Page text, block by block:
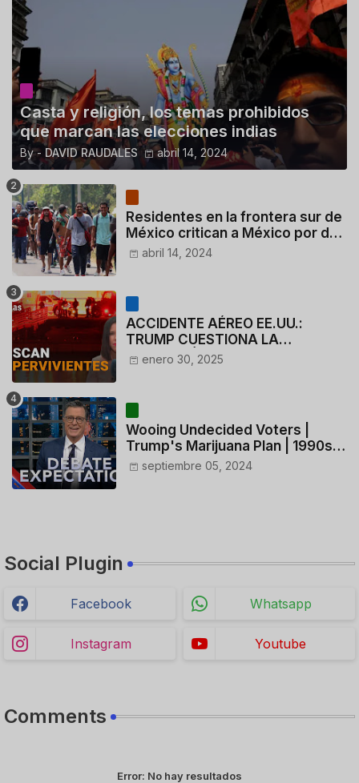
Casta y religión, los temas prohibidos
que marcan las elecciones indias
By - DAVID RAUDALES abril 14, 2024
Residentes en la frontera sur de
México critican a México por dar
110 dólares a migrantes
deportados
abril 14, 2024
ACCIDENTE AÉREO EE.UU.:
TRUMP CUESTIONA LA
ACTUACIÓN DE LOS
CONTROLADORES y PILOTO del
enero 30, 2025
Wooing Undecided Voters |
Trump's Marijuana Plan | 1990s
Porn Expert Mark Robinson
septiembre 05, 2024
Social Plugin
Facebook Whatsapp
Instagram Youtube
Comments
Error: No hay resultados